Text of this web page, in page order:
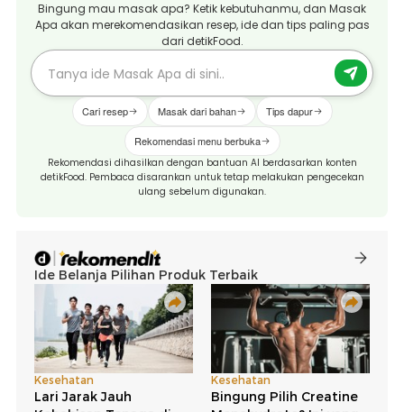
Bingung mau masak apa? Ketik kebutuhanmu, dan Masak
Apa akan merekomendasikan resep, ide dan tips paling pas
dari detikFood.
Cari resep Masak dari bahan Tips dapur
Rekomendasi menu berbuka
Rekomendasi dihasilkan dengan bantuan AI berdasarkan konten
detikFood. Pembaca disarankan untuk tetap melakukan pengecekan
ulang sebelum digunakan.